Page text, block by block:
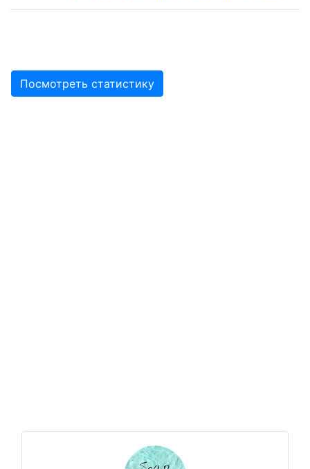
Посмотреть статистику